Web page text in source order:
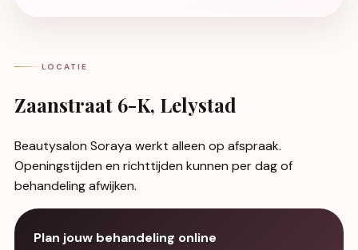
LOCATIE
Zaanstraat 6-K, Lelystad
Beautysalon Soraya werkt alleen op afspraak.
Openingstijden en richttijden kunnen per dag of
behandeling afwijken.
Plan jouw behandeling online